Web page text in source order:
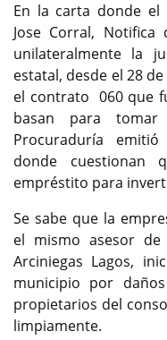
En la carta donde el
Jose Corral,
unilateralmente la
estatal, desde el 28
el contrato 060 que
basan para
Procuraduría
donde cuestionan
empréstito para
Se sabe que la
el mismo asesor de
Arciniegas Lagos,
municipio por
propietarios del
limpiamente.